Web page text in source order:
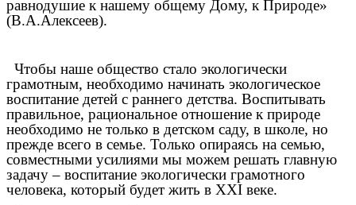
равнодушие к нашему общему Дому, к Природе»
(В.А.Алексеев).
Чтобы наше общество стало экологически
грамотным, необходимо начинать экологическое
воспитание детей с раннего детства. Воспитывать
правильное, рациональное отношение к природе
необходимо не только в детском саду, в школе, но
прежде всего в семье. Только опираясь на семью,
совместными усилиями мы можем решать главную
задачу – воспитание экологически грамотного
человека, который будет жить в XXI веке.